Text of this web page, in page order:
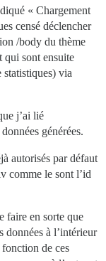
« Chargement
censé déclencher
/body du thème
qui sont ensuite
statistiques) via
j’ai lié
générées.
autorisés par défaut
comme le sont l’id
faire en sorte que
données à l’intérieur
de ces